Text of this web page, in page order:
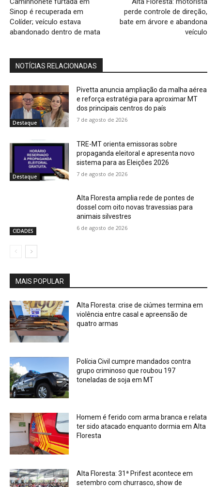
Sinop é recuperada em
Colíder; veículo estava
abandonado dentro de mata
perde controle de direção,
bate em árvore e abandona
veículo
NOTÍCIAS RELACIONADAS
Destaque
Pivetta anuncia ampliação da malha aérea
e reforça estratégia para aproximar MT
dos principais centros do país
7 de agosto de 2026
Destaque
TRE-MT orienta emissoras sobre
propaganda eleitoral e apresenta novo
sistema para as Eleições 2026
7 de agosto de 2026
CIDADES
Alta Floresta amplia rede de pontes de
dossel com oito novas travessias para
animais silvestres
6 de agosto de 2026
MAIS POPULAR
Alta Floresta: crise de ciúmes termina em
violência entre casal e apreensão de
quatro armas
Polícia Civil cumpre mandados contra
grupo criminoso que roubou 197
toneladas de soja em MT
Homem é ferido com arma branca e relata
ter sido atacado enquanto dormia em Alta
Floresta
Alta Floresta: 31ª Prifest acontece em
setembro com churrasco, show de